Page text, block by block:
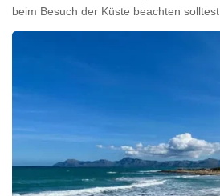
beim Besuch der Küste beachten solltest.